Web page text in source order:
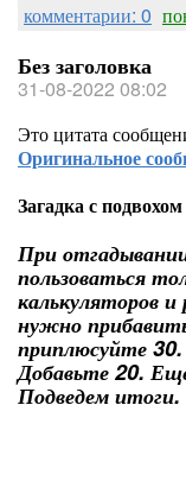
комментарии: 0
Без заголовка
31-08-2022 08:02
Это цитата
Оригинальное
Загадка с подвохом
При
пользоваться
калькуляторов
нужно
приплюсуйте
Добавьте 20.
Подведем итоги.